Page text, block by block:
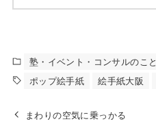
塾・イベント・コンサルのこと
ポップ絵手紙
絵手紙大阪
まわりの空気に乗っかる